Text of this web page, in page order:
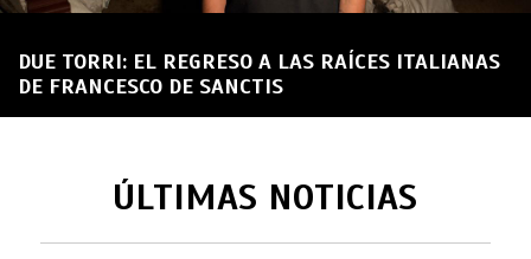
DUE TORRI: EL REGRESO A LAS RAÍCES ITALIANAS
DE FRANCESCO DE SANCTIS
ÚLTIMAS NOTICIAS